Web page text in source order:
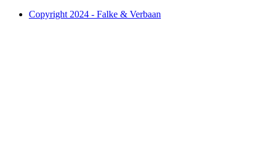
Copyright 2024 - Falke & Verbaan